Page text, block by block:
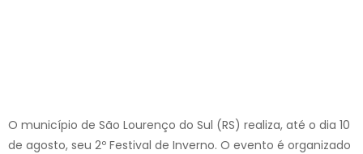
O município de São Lourenço do Sul (RS) realiza, até o dia 10
de agosto, seu 2º Festival de Inverno. O evento é organizado